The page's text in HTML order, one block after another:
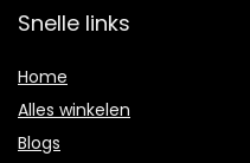
Snelle links
Home
Alles winkelen
Blogs